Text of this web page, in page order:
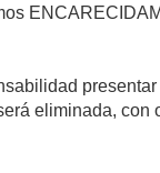
eliminada,